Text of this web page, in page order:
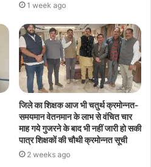
1 week ago
जिले का शिक्षक आज भी चतुर्थ क्रमोन्नत-
समयमान वेतनमान के लाभ से वंचित चार
माह गये गुजरने के बाद भी नहीं जारी हो सकी
पात्र शिक्षकों की चौथी क्रमोन्नत सूची
2 weeks ago